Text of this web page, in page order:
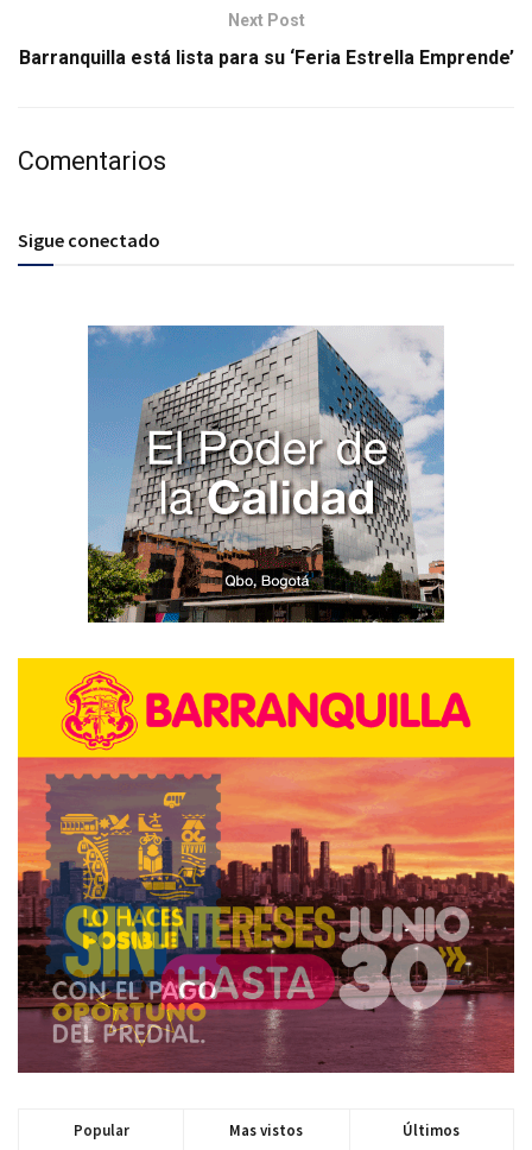
Next Post
Barranquilla está lista para su ‘Feria Estrella Emprende’
Comentarios
Sigue conectado
Popular Mas vistos Últimos